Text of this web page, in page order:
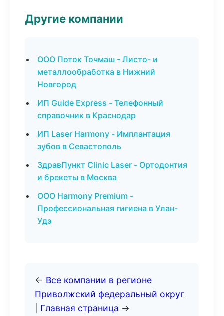
Другие компании
ООО Поток Точмаш - Листо- и
металлообработка в Нижний
Новгород
ИП Guide Express - Телефонный
справочник в Краснодар
ИП Laser Harmony - Имплантация
зубов в Севастополь
ЗдравПункт Clinic Laser - Ортодонтия
и брекеты в Москва
ООО Harmony Premium -
Профессиональная гигиена в Улан-
Удэ
← Все компании в регионе
Приволжский федеральный округ
Главная страница →